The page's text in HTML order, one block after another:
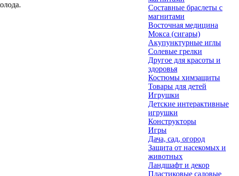
Составные браслеты с
магнитами
Восточная медицина
Мокса (сигары)
Акупунктурные иглы
Солевые грелки
Другое для красоты и
здоровья
Костюмы химзащиты
Товары для детей
Игрушки
Детские интерактивные
игрушки
Конструкторы
Игры
Дача, сад, огород
Защита от насекомых и
животных
Ландшафт и декор
Пластиковые садовые